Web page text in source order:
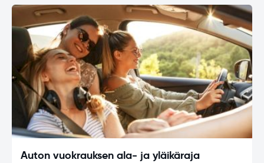
Auton vuokrauksen ala- ja yläikäraja